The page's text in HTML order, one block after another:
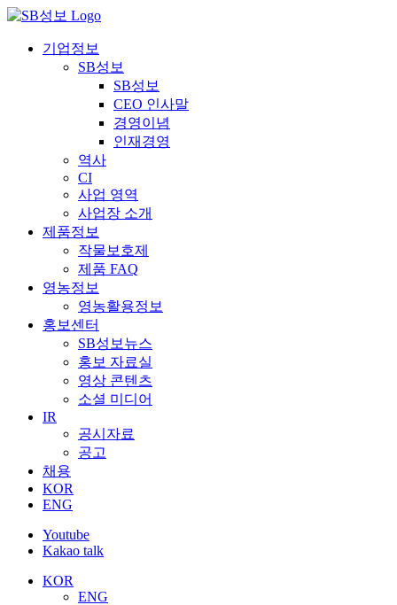
콘
기업정보
SB성보
SB성보
CEO 인사말
경영이념
인재경영
역사
CI
사업 영역
사업장 소개
제품정보
작물보호제
제품 FAQ
영농정보
영농활용정보
홍보센터
SB성보뉴스
홍보 자료실
영상 콘텐츠
소셜 미디어
IR
공시자료
공고
채용
KOR
ENG
Youtube
Kakao talk
KOR
ENG